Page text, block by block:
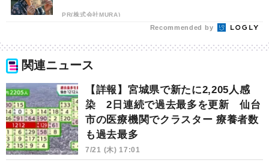
PR(株式会社MURA)
Recommended by
関連ニュース
【詳報】宮城県で新たに2,205人感
染 2日連続で過去最多を更新 仙台
市の医療機関でクラスター 療養者数
も過去最多
7/21 (木) 17:01